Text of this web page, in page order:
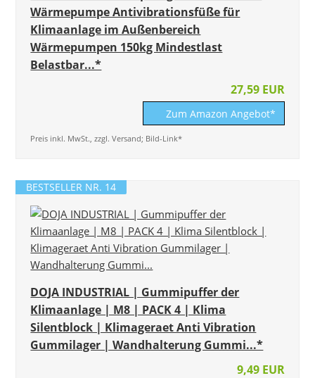
Wärmepumpe Antivibrationsfüße für
Klimaanlage im Außenbereich
Wärmepumpen 150kg Mindestlast
Belastbar...*
27,59 EUR
Zum Amazon Angebot*
Preis inkl. MwSt., zzgl. Versand; Bild-Link*
BESTSELLER NR. 14
DOJA INDUSTRIAL | Gummipuffer der
Klimaanlage | M8 | PACK 4 | Klima
Silentblock | Klimageraet Anti Vibration
Gummilager | Wandhalterung Gummi...*
9,49 EUR